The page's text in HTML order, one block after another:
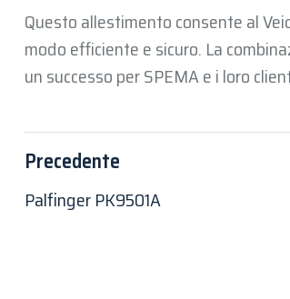
Questo allestimento consente al
modo efficiente e sicuro. La
un successo per SPEMA e i loro
Precedente
Palfinger PK9501A